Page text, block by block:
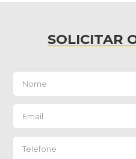
SOLICITAR